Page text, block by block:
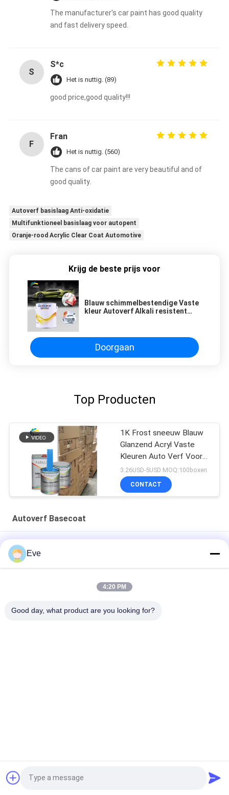
The manufacturer's car paint has good quality
and fast delivery speed.
S
S*c
Het is nuttig. (89)
good price,good quality!!!
F
Fran
Het is nuttig. (560)
The cans of car paint are very beautiful and of
good quality.
Autoverf basislaag Anti-oxidatie
Multifunktioneel basislaag voor autopent
Oranje-rood Acrylic Clear Coat Automotive
Krijg de beste prijs voor
Blauw schimmelbestendige Vaste
kleur Autoverf Alkali resistent
Doorgaan
Top Producten
1K Frost sneeuw Blauw
Glanzend Acryl Vaste
Kleuren Auto Verf Voor
Gebruikte Auto
Karosserie Reparatie
3.26USD-5USD MOQ:100boxen
CONTACT
Autoverf Basecoat
Multifunktioneel autopent basiscoat vochtdicht UV-bestand
Praktische autoverzorging Clear Base Coat Mouldproof Acrylic
weersbestendig
Vernis Van De Auto
De Duidelijke LaagVraag een offerte aan
Eve
4:20 PM
Good day, what product are you looking for?